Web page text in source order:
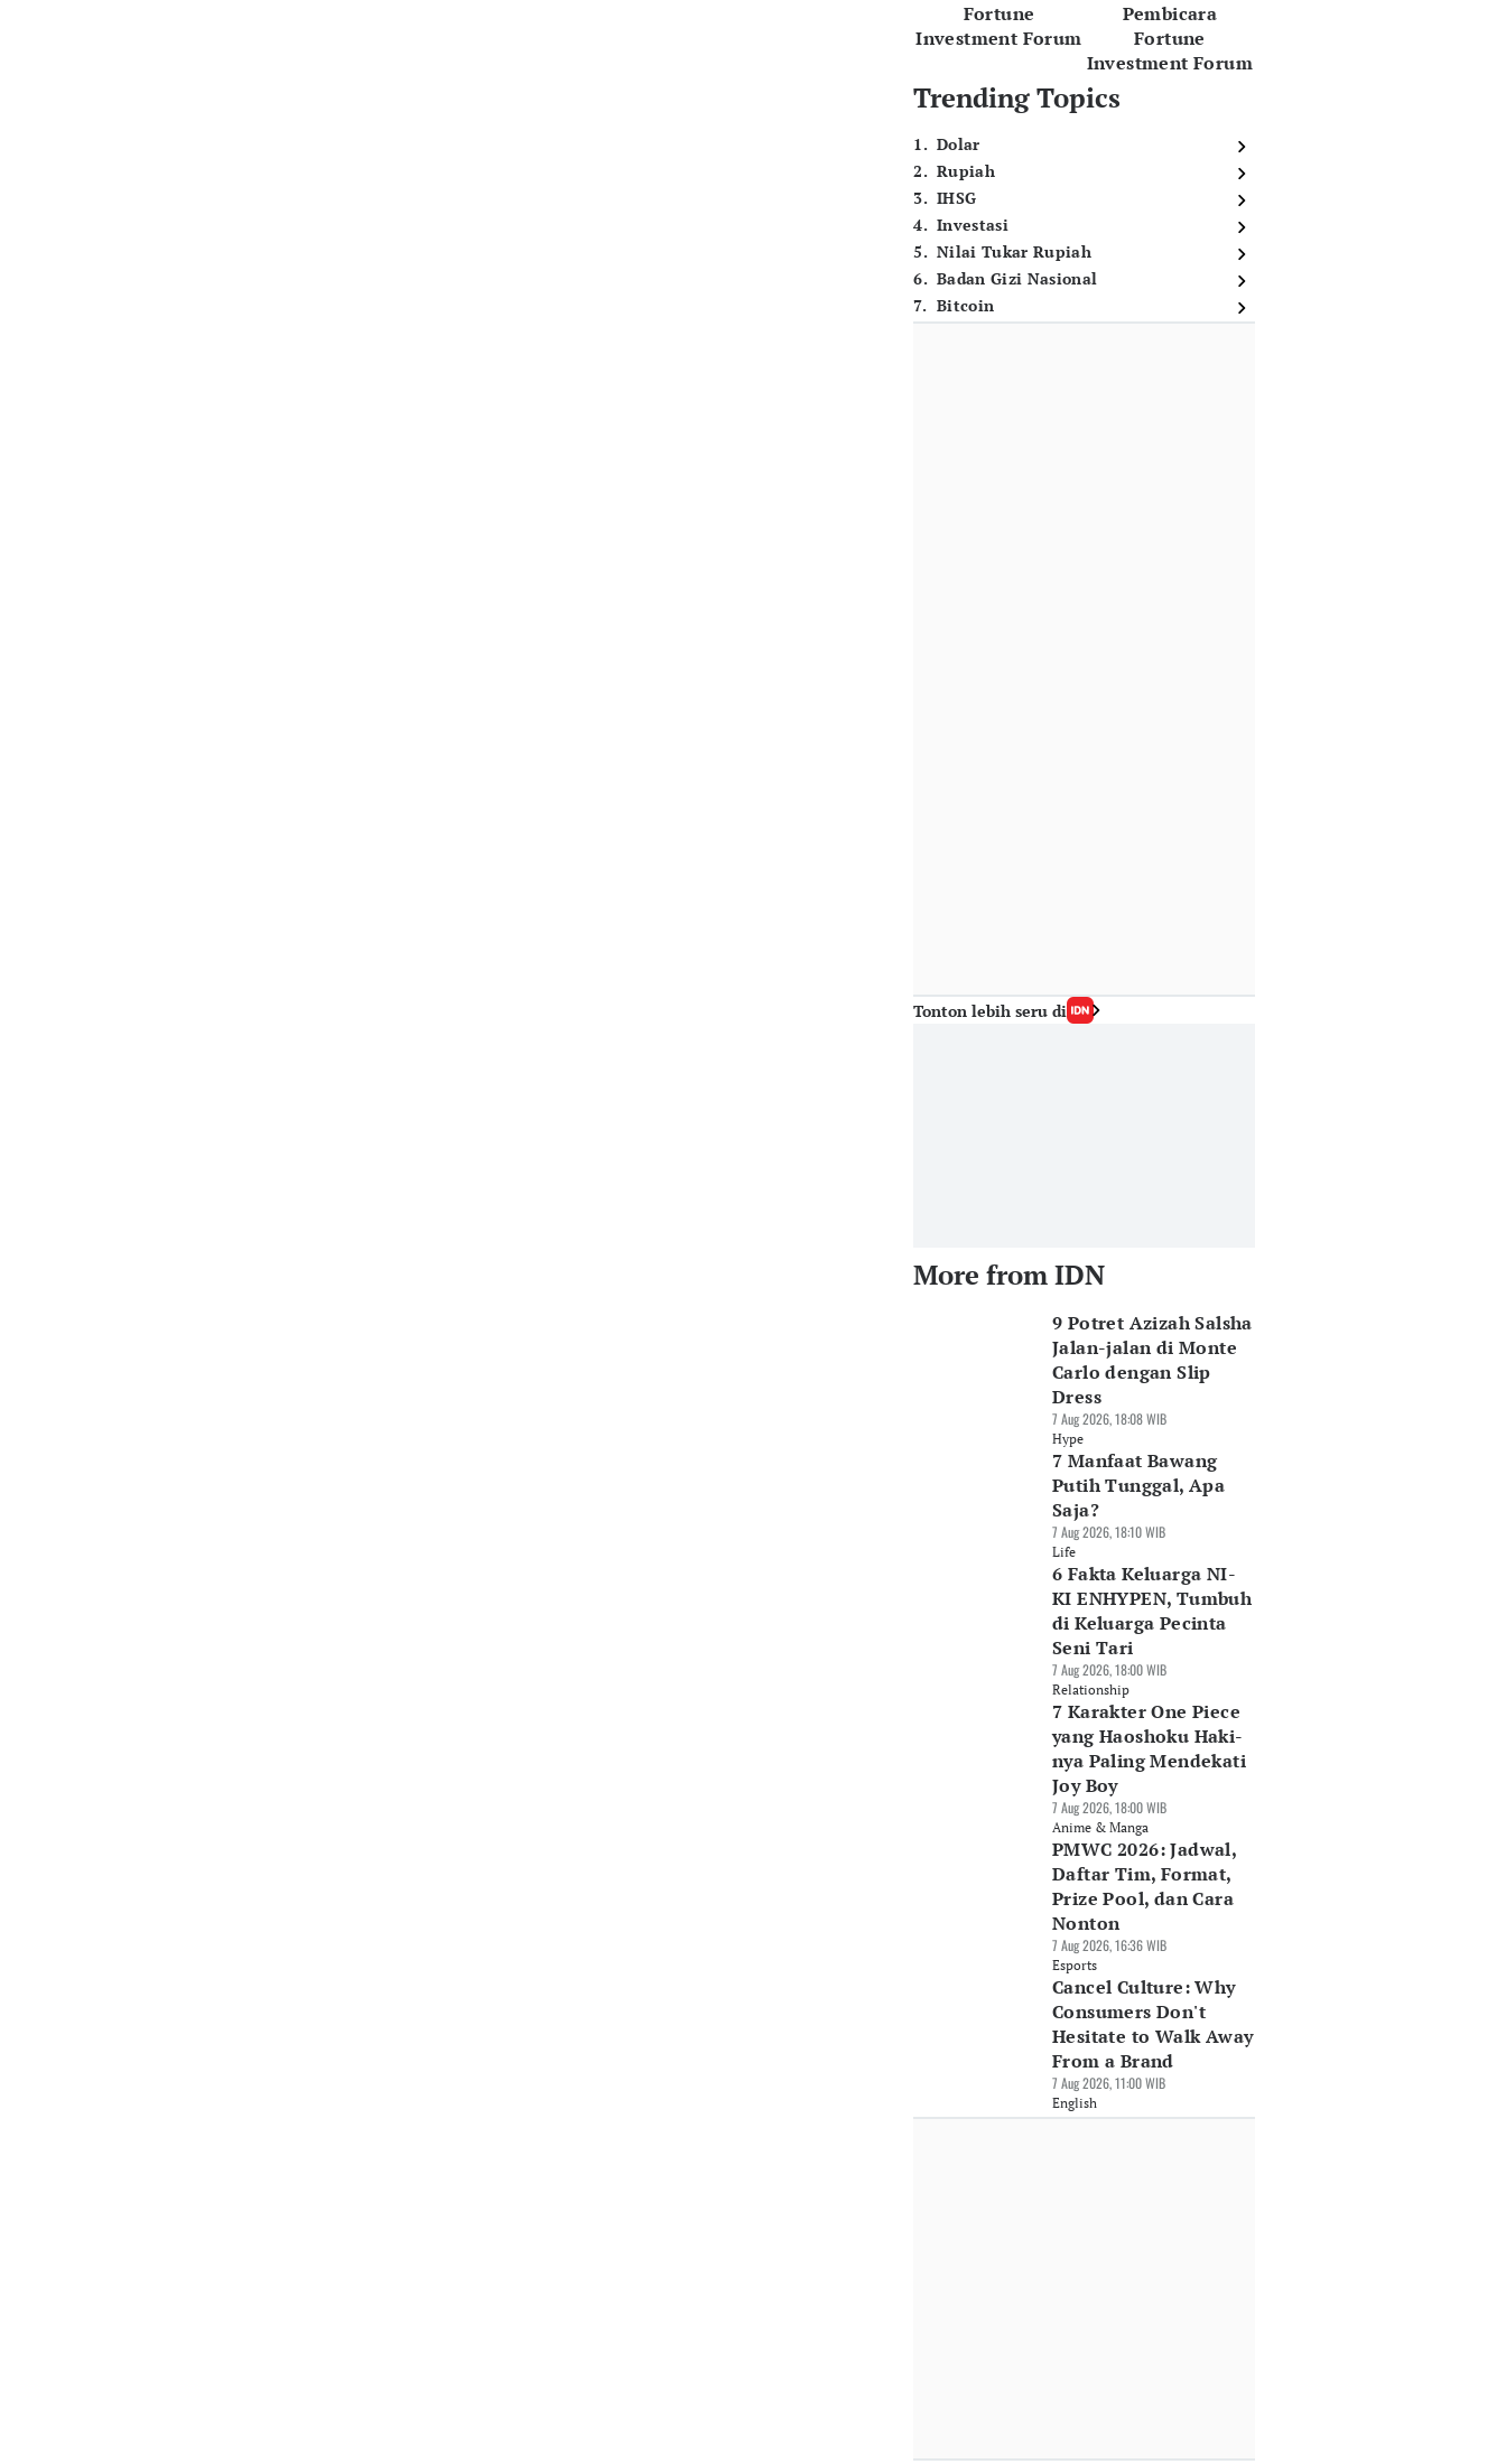
Fortune
Investment Forum
Pembicara
Fortune
Investment Forum
Trending Topics
1. Dolar
2. Rupiah
3. IHSG
4. Investasi
5. Nilai Tukar Rupiah
6. Badan Gizi Nasional
7. Bitcoin
Tonton lebih seru di
More from IDN
9 Potret Azizah Salsha
Jalan-jalan di Monte
Carlo dengan Slip
Dress
7 Aug 2026, 18:08 WIB
Hype
7 Manfaat Bawang
Putih Tunggal, Apa
Saja?
7 Aug 2026, 18:10 WIB
Life
6 Fakta Keluarga NI-
KI ENHYPEN, Tumbuh
di Keluarga Pecinta
Seni Tari
7 Aug 2026, 18:00 WIB
Relationship
7 Karakter One Piece
yang Haoshoku Haki-
nya Paling Mendekati
Joy Boy
7 Aug 2026, 18:00 WIB
Anime & Manga
PMWC 2026: Jadwal,
Daftar Tim, Format,
Prize Pool, dan Cara
Nonton
7 Aug 2026, 16:36 WIB
Esports
Cancel Culture: Why
Consumers Don't
Hesitate to Walk Away
From a Brand
7 Aug 2026, 11:00 WIB
English